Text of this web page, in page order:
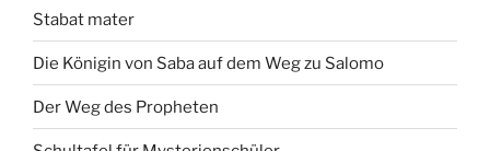
Stabat mater
Die Königin von Saba auf dem Weg zu Salomo
Der Weg des Propheten